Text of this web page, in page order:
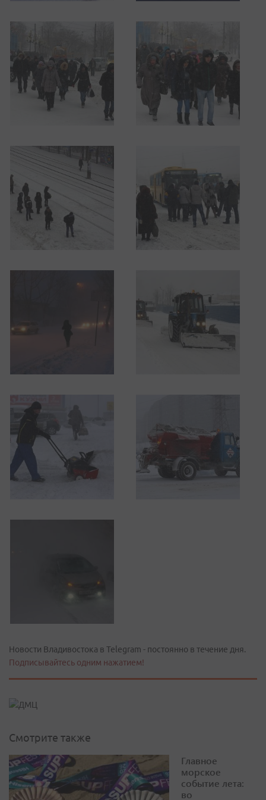
Новости Владивостока в Telegram - постоянно в течение дня.
Подписывайтесь одним нажатием!
Смотрите также
Главное
морское
событие лета:
во